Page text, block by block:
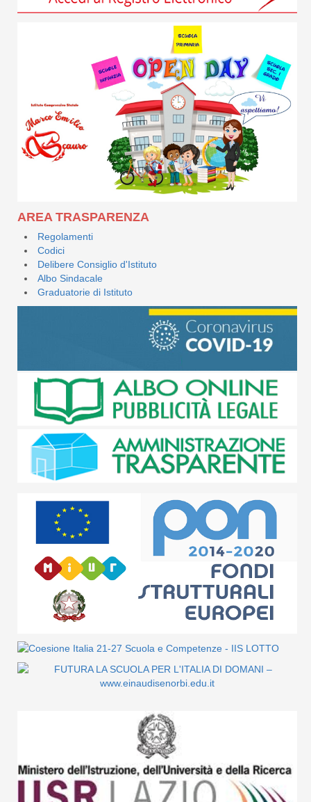
AREA TRASPARENZA
Regolamenti
Codici
Delibere Consiglio d'Istituto
Albo Sindacale
Graduatorie di Istituto